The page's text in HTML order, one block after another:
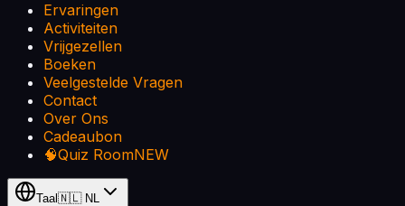
Ervaringen
Activiteiten
Vrijgezellen
Boeken
Veelgestelde Vragen
Contact
Over Ons
Cadeaubon
🧠Quiz RoomNEW
Taal🇳🇱 NL